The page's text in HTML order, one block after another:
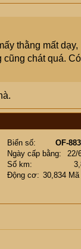
thằng mất dạy,
chát quá. Có
Biển số
OF-
Ngày cấp bằng
22/
Số km
Động cơ
30,834